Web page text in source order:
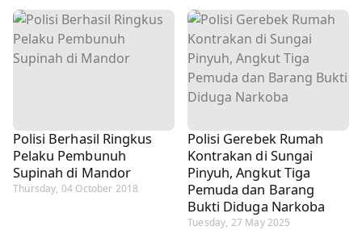
Polisi Berhasil Ringkus
Pelaku Pembunuh
Supinah di Mandor
Thursday, 04 October 2018
Polisi Gerebek Rumah
Kontrakan di Sungai
Pinyuh, Angkut Tiga
Pemuda dan Barang
Bukti Diduga Narkoba
Tuesday, 27 May 2025